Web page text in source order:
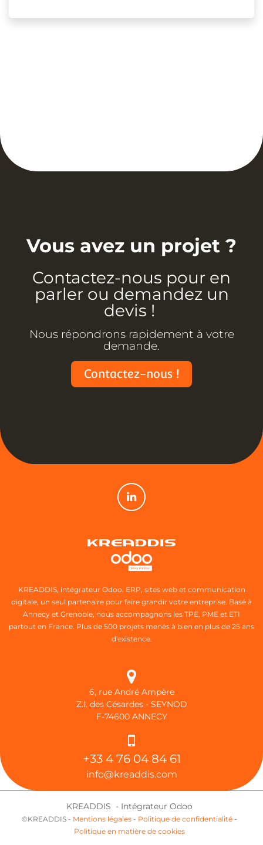
Vous avez un projet ?
Contactez-nous pour en
parler ou demandez un
devis !
Nous répondrons rapidement à votre
demande.
Contactez-nous !
6, rue André Ampère
Z.I. des Césardes - SEYNOD
F-74600 ANNECY
KREADDIS, intégrateur Odoo. ERP, sites web et communication
digitale, un seul partenaire pour faire grandir votre entreprise. Basé à
Annecy et Grenoble, nous accompagnons les TPE, PME et ETI
partout en France. Plus de 500 projets menés à bien en plus de 25 ans
d'existence.
+33 4 76 04 84 61
info@kreaddis.com
KREADDIS - Intégrateur Odoo
©KREADDIS - Mentions légales- Politique de confidentialité-
Politique en matière de cookies